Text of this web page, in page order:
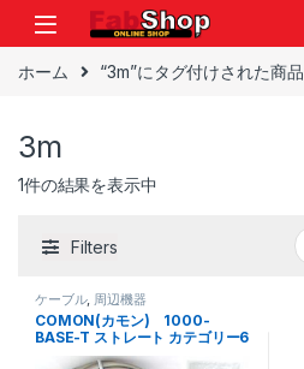
Skip to navigation
Skip to content
ホーム “3m”にタグ付けされた商品
3m
1件の結果を表示中
Filters
ケーブル, 周辺機器
COMON(カモン) 1000-
BASE-T ストレート カテゴリー6
撚線 3m